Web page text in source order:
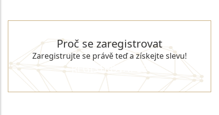
Proč se zaregistrovat
Zaregistrujte se právě teď a získejte slevu!
REGISTROVAT SE